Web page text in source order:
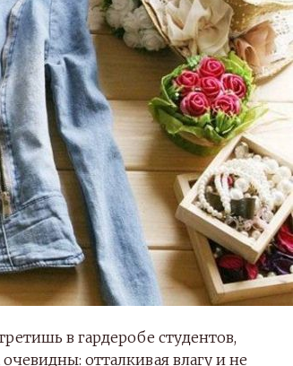
в гардеробе студентов,
отталкивая влагу и не